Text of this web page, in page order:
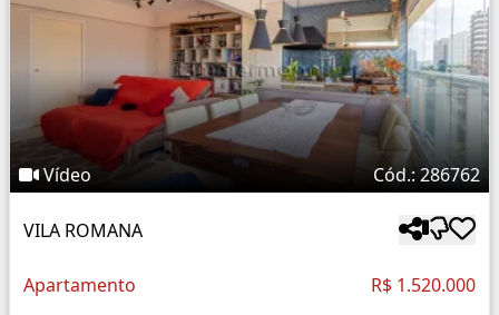
Vídeo Cód.: 286762
VILA ROMANA
Apartamento R$ 1.520.000